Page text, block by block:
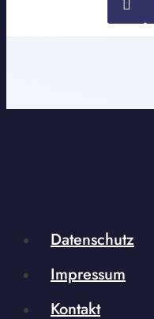
Datenschutz
Impressum
Kontakt